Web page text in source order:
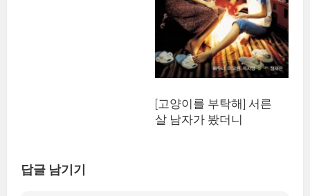
[고양이를 부탁해] 서른
살 남자가 봤더니
답글 남기기